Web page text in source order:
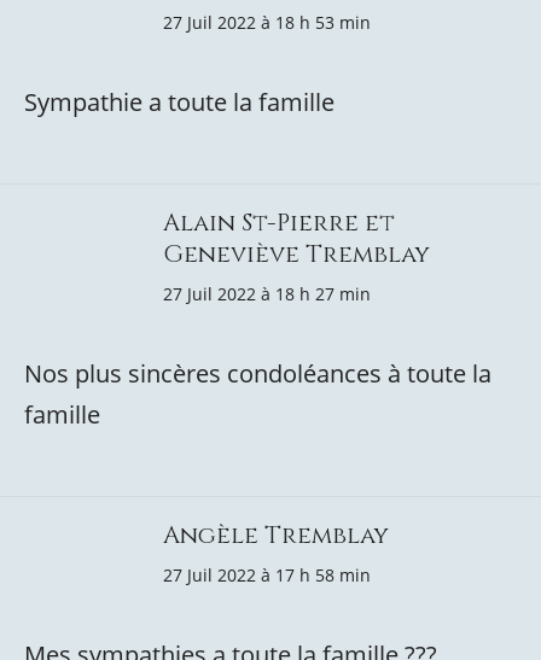
27 Juil 2022 à 18 h 53 min
Sympathie a toute la famille
Alain St-Pierre et
Geneviève Tremblay
27 Juil 2022 à 18 h 27 min
Nos plus sincères condoléances à toute la
famille
Angèle Tremblay
27 Juil 2022 à 17 h 58 min